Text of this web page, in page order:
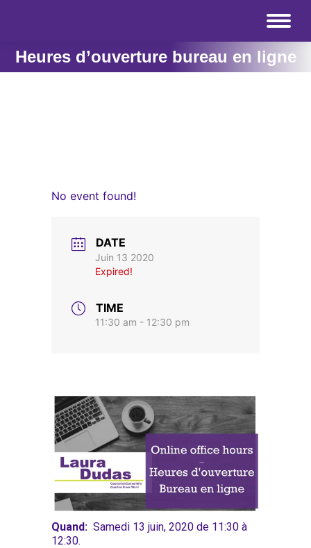
Heures d’ouverture bureau en ligne
No event found!
DATE
Juin 13 2020
Expired!
TIME
11:30 am - 12:30 pm
Quand: Samedi 13 juin, 2020 de 11:30 à
12:30.